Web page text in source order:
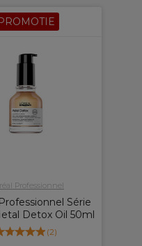
Professionnel
Série
Detox Oil 50ml
(2)